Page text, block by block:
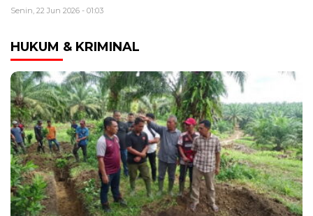
Senin, 22 Jun 2026 - 01:03
HUKUM & KRIMINAL